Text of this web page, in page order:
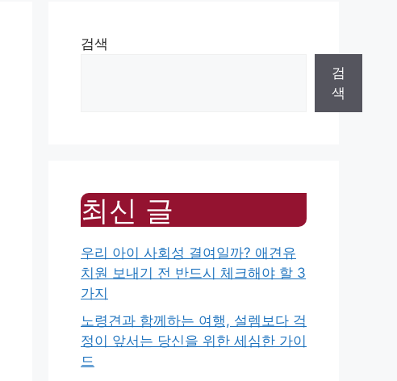
검색
검
색
최신 글
우리 아이 사회성 결여일까? 애견유
치원 보내기 전 반드시 체크해야 할 3
가지
노령견과 함께하는 여행, 설렘보다 걱
정이 앞서는 당신을 위한 세심한 가이
드